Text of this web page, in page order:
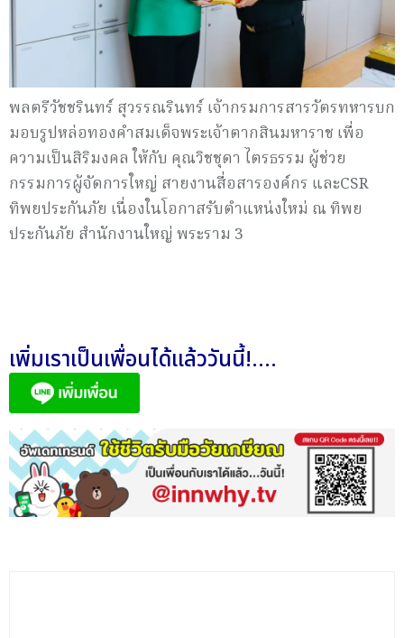
พลตรีวัชชรินทร์ สุวรรณรินทร์ เจ้ากรมการสารวัตรทหารบก
มอบรูปหล่อทองคำสมเด็จพระเจ้าตากสินมหาราช เพื่อ
ความเป็นสิริมงคล ให้กับ คุณวิชชุดา ไตรธรรม ผู้ช่วย
กรรมการผู้จัดการใหญ่ สายงานสื่อสารองค์กร และCSR
ทิพยประกันภัย เนื่องในโอกาสรับตำแหน่งใหม่ ณ ทิพย
ประกันภัย สำนักงานใหญ่ พระราม 3
เพิ่มเราเป็นเพื่อนได้แล้ววันนี้!....